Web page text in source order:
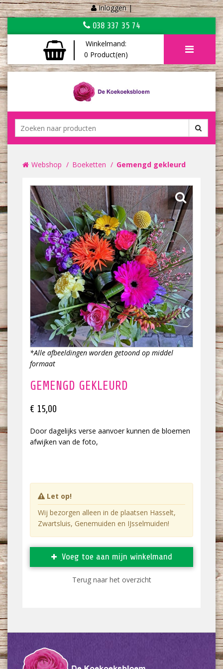
Inloggen |
038 337 35 74
Winkelmand:
0 Product(en)
Webshop Boeketten Gemengd gekleurd
*Alle afbeeldingen worden getoond op middel
formaat
GEMENGD GEKLEURD
€ 15,00
Door dagelijks verse aanvoer kunnen de bloemen
afwijken van de foto,
Let op!
Wij bezorgen alleen in de plaatsen Hasselt,
Zwartsluis, Genemuiden en IJsselmuiden!
Voeg toe aan mijn winkelmand
Terug naar het overzicht